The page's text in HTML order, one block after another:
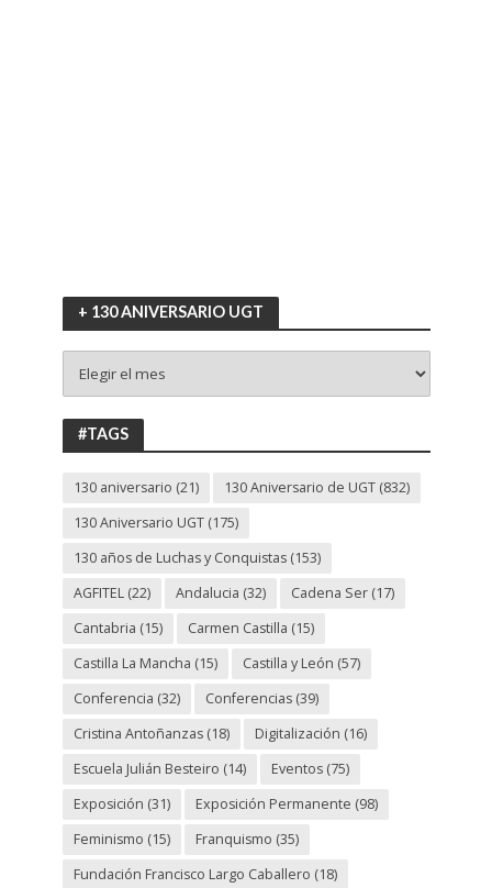
+ 130 ANIVERSARIO UGT
130
ANIVERSARIO
UGT
#TAGS
130 aniversario (21) 130 Aniversario de UGT(832)
130 Aniversario UGT(175)
130 años de Luchas y Conquistas(153)
AGFITEL(22) Andalucia (32) Cadena Ser(17)
Cantabria (15) Carmen Castilla (15)
Castilla La Mancha (15) Castilla y León (57)
Conferencia (32) Conferencias(39)
Cristina Antoñanzas(18) Digitalización (16)
Escuela Julián Besteiro (14) Eventos(75)
Exposición (31) Exposición Permanente (98)
Feminismo (15) Franquismo (35)
Fundación Francisco Largo Caballero (18)